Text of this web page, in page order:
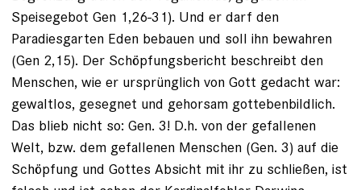
Speisegebot Gen 1,26-31). Und er darf den
Paradiesgarten Eden bebauen und soll ihn bewahren
(Gen 2,15). Der Schöpfungsbericht beschreibt den
Menschen, wie er ursprünglich von Gott gedacht war:
gewaltlos, gesegnet und gehorsam gottebenbildlich.
Das blieb nicht so: Gen. 3! D.h. von der gefallenen
Welt, bzw. dem gefallenen Menschen (Gen. 3) auf die
Schöpfung und Gottes Absicht mit ihr zu schließen, ist